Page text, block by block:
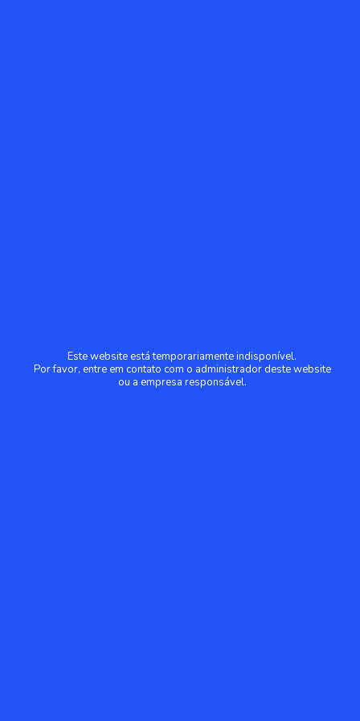
Este website está temporariamente indisponível.
Por favor, entre em contato com o administrador deste website
ou a empresa responsável.